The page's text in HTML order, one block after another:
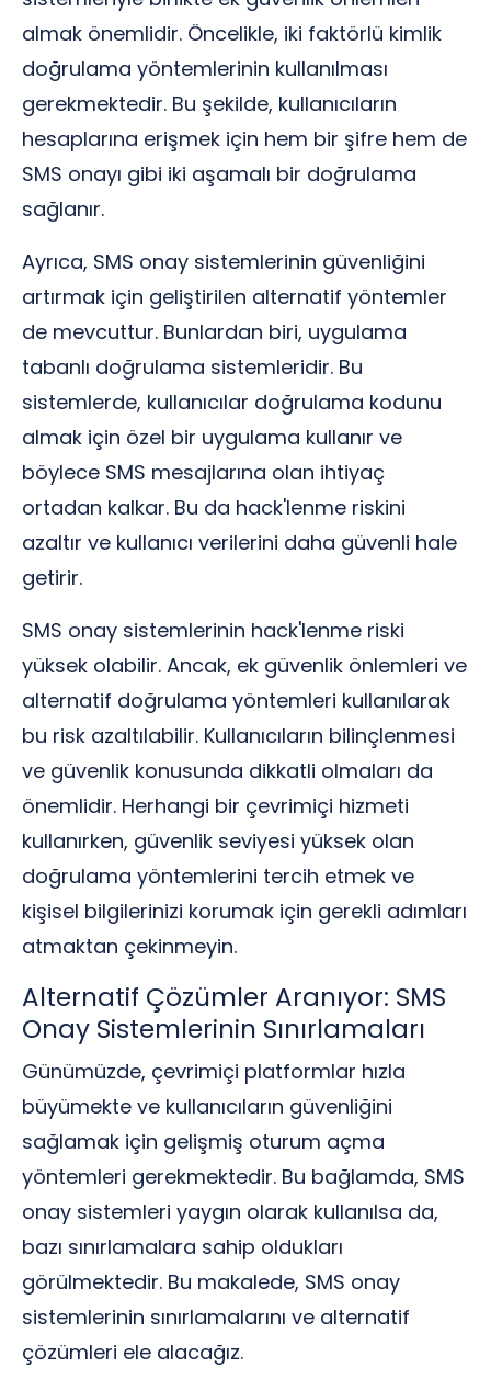
almak önemlidir. Öncelikle, iki faktörlü kimlik
doğrulama yöntemlerinin kullanılması
gerekmektedir. Bu şekilde, kullanıcıların
hesaplarına erişmek için hem bir şifre hem de
SMS onayı gibi iki aşamalı bir doğrulama
sağlanır.
Ayrıca, SMS onay sistemlerinin güvenliğini
artırmak için geliştirilen alternatif yöntemler
de mevcuttur. Bunlardan biri, uygulama
tabanlı doğrulama sistemleridir. Bu
sistemlerde, kullanıcılar doğrulama kodunu
almak için özel bir uygulama kullanır ve
böylece SMS mesajlarına olan ihtiyaç
ortadan kalkar. Bu da hack'lenme riskini
azaltır ve kullanıcı verilerini daha güvenli hale
getirir.
SMS onay sistemlerinin hack'lenme riski
yüksek olabilir. Ancak, ek güvenlik önlemleri ve
alternatif doğrulama yöntemleri kullanılarak
bu risk azaltılabilir. Kullanıcıların bilinçlenmesi
ve güvenlik konusunda dikkatli olmaları da
önemlidir. Herhangi bir çevrimiçi hizmeti
kullanırken, güvenlik seviyesi yüksek olan
doğrulama yöntemlerini tercih etmek ve
kişisel bilgilerinizi korumak için gerekli adımları
atmaktan çekinmeyin.
Alternatif Çözümler Aranıyor: SMS
Onay Sistemlerinin Sınırlamaları
Günümüzde, çevrimiçi platformlar hızla
büyümekte ve kullanıcıların güvenliğini
sağlamak için gelişmiş oturum açma
yöntemleri gerekmektedir. Bu bağlamda, SMS
onay sistemleri yaygın olarak kullanılsa da,
bazı sınırlamalara sahip oldukları
görülmektedir. Bu makalede, SMS onay
sistemlerinin sınırlamalarını ve alternatif
çözümleri ele alacağız.